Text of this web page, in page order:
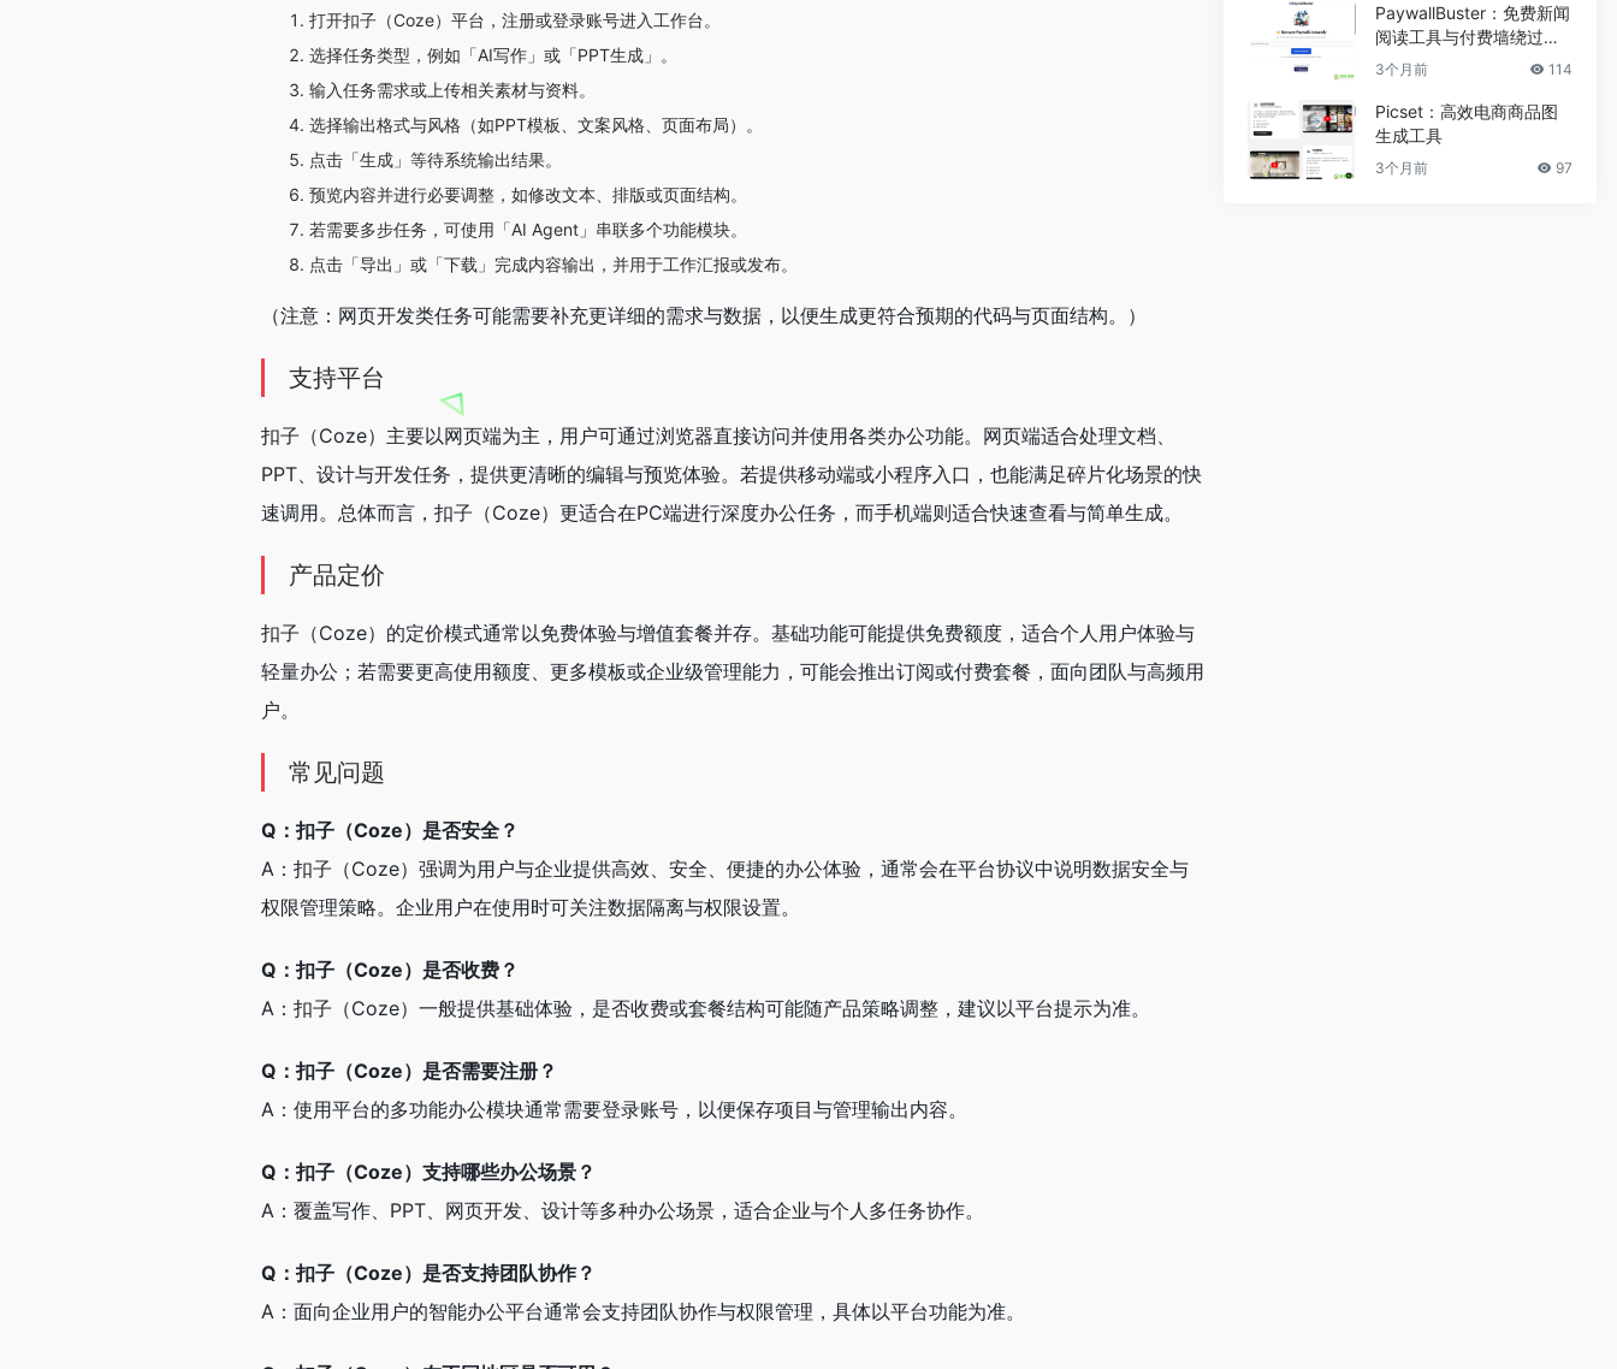
打开扣子（Coze）平台，注册或登录账号进入工作台。
选择任务类型，例如「AI写作」或「PPT生成」。
输入任务需求或上传相关素材与资料。
选择输出格式与风格（如PPT模板、文案风格、页面布局）。
点击「生成」等待系统输出结果。
预览内容并进行必要调整，如修改文本、排版或页面结构。
若需要多步任务，可使用「AI Agent」串联多个功能模块。
点击「导出」或「下载」完成内容输出，并用于工作汇报或发布。
（注意：网页开发类任务可能需要补充更详细的需求与数据，以便生成更符合预期的代码与页面结构。）
支持平台
扣子（Coze）主要以网页端为主，用户可通过浏览器直接访问并使用各类办公功能。网页端适合处理文档、
PPT、设计与开发任务，提供更清晰的编辑与预览体验。若提供移动端或小程序入口，也能满足碎片化场景的快
速调用。总体而言，扣子（Coze）更适合在PC端进行深度办公任务，而手机端则适合快速查看与简单生成。
产品定价
扣子（Coze）的定价模式通常以免费体验与增值套餐并存。基础功能可能提供免费额度，适合个人用户体验与
轻量办公；若需要更高使用额度、更多模板或企业级管理能力，可能会推出订阅或付费套餐，面向团队与高频用
户。
常见问题
Q：扣子（Coze）是否安全？
A：扣子（Coze）强调为用户与企业提供高效、安全、便捷的办公体验，通常会在平台协议中说明数据安全与
权限管理策略。企业用户在使用时可关注数据隔离与权限设置。
Q：扣子（Coze）是否收费？
A：扣子（Coze）一般提供基础体验，是否收费或套餐结构可能随产品策略调整，建议以平台提示为准。
Q：扣子（Coze）是否需要注册？
A：使用平台的多功能办公模块通常需要登录账号，以便保存项目与管理输出内容。
Q：扣子（Coze）支持哪些办公场景？
A：覆盖写作、PPT、网页开发、设计等多种办公场景，适合企业与个人多任务协作。
Q：扣子（Coze）是否支持团队协作？
A：面向企业用户的智能办公平台通常会支持团队协作与权限管理，具体以平台功能为准。
PaywallBuster：免费新闻
阅读工具与付费墙绕过助
手
3个月前 114
Picset：高效电商商品图
生成工具
3个月前 97